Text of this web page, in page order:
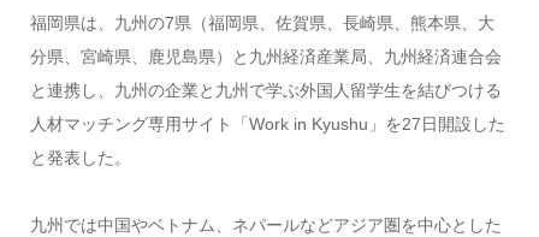
福岡県は、九州の7県（福岡県、佐賀県、長崎県、熊本県、大
分県、宮崎県、鹿児島県）と九州経済産業局、九州経済連合会
と連携し、九州の企業と九州で学ぶ外国人留学生を結びつける
人材マッチング専用サイト「Work in Kyushu」を27日開設した
と発表した。
九州では中国やベトナム、ネパールなどアジア圏を中心とした